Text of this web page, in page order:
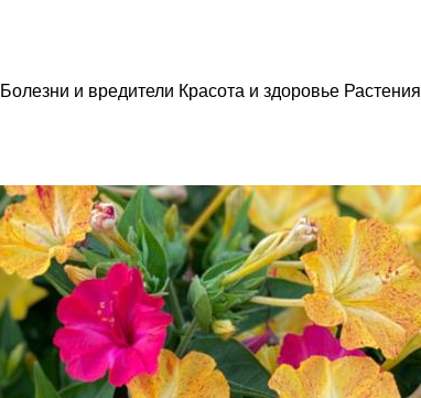
Болезни и вредители Красота и здоровье Растения